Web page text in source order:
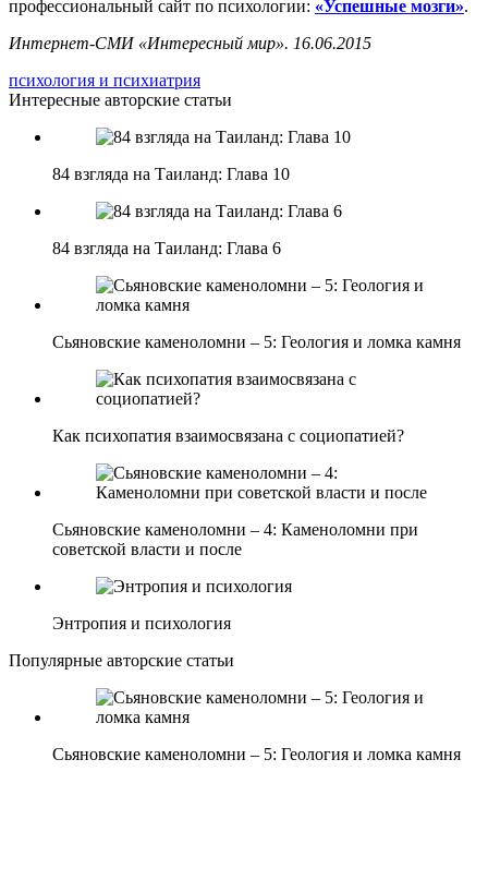
профессиональный сайт по психологии: «Успешные мозги».
Интернет-СМИ «Интересный мир». 16.06.2015
психология и психиатрия
Интересные авторские статьи
84 взгляда на Таиланд: Глава 10
84 взгляда на Таиланд: Глава 6
Сьяновские каменоломни – 5: Геология и ломка камня
Как психопатия взаимосвязана с социопатией?
Сьяновские каменоломни – 4: Каменоломни при
советской власти и после
Энтропия и психология
Популярные авторские статьи
Сьяновские каменоломни – 5: Геология и ломка камня